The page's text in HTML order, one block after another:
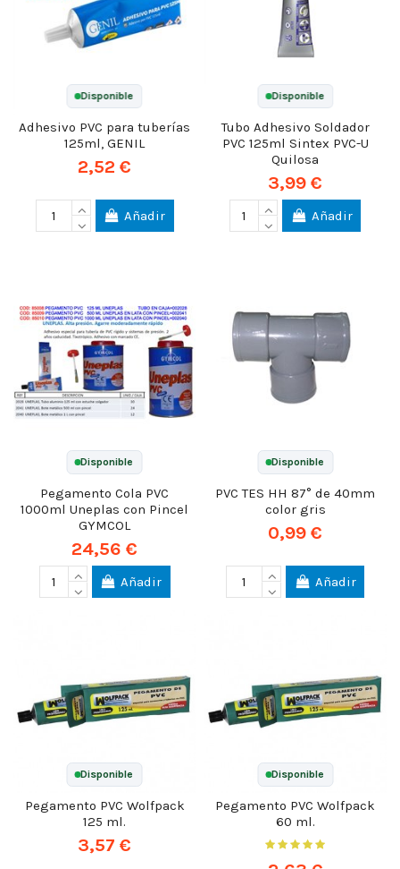
Disponible
Adhesivo PVC para tuberías
125ml, GENIL
2,52 €
Añadir
Disponible
Tubo Adhesivo Soldador
PVC 125ml Sintex PVC-U
Quilosa
3,99 €
Añadir
Disponible
Pegamento Cola PVC
1000ml Uneplas con Pincel
GYMCOL
24,56 €
Añadir
Disponible
PVC TES HH 87° de 40mm
color gris
0,99 €
Añadir
Disponible
Pegamento PVC Wolfpack
125 ml.
3,57 €
Disponible
Pegamento PVC Wolfpack
60 ml.